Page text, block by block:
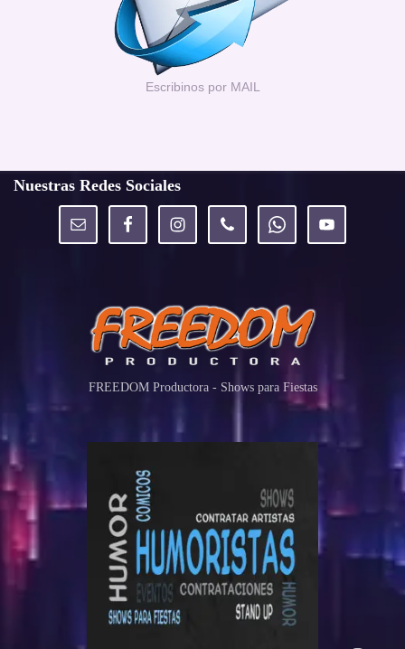
Escribinos por MAIL
Nuestras Redes Sociales
FREEDOM Productora - Shows para Fiestas